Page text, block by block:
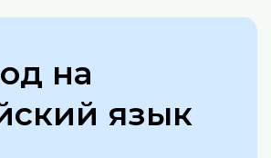
на
язык